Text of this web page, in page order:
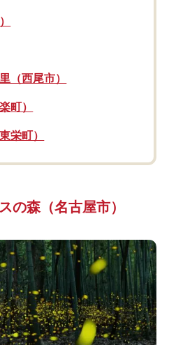
（西尾市）
町）
栄町）
の森（名古屋市）